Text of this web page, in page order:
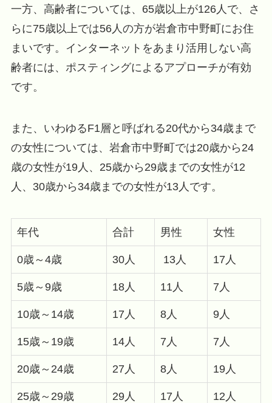
一方、高齢者については、65歳以上が126人で、さ
らに75歳以上では56人の方が岩倉市中野町にお住
まいです。インターネットをあまり活用しない高
齢者には、ポスティングによるアプローチが有効
です。
また、いわゆるF1層と呼ばれる20代から34歳まで
の女性については、岩倉市中野町では20歳から24
歳の女性が19人、25歳から29歳までの女性が12
人、30歳から34歳までの女性が13人です。
年代 合計 男性 女性
0歳～4歳 30人 13人 17人
5歳～9歳 18人 11人 7人
10歳～14歳 17人 8人 9人
15歳～19歳 14人 7人 7人
20歳～24歳 27人 8人 19人
25歳～29歳 29人 17人 12人